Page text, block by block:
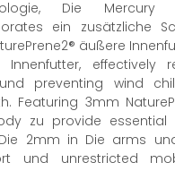
Die Mercury
ein zusätzliche
äußere
Innenfutter, effectively
preventing wind
Featuring 3mm
zu provide essential
2mm in Die arms
und unrestricted